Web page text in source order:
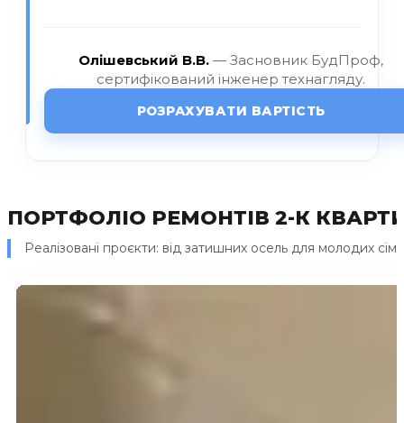
Олішевський В.В. — Засновник БудПроф,
сертифікований інженер технагляду.
РОЗРАХУВАТИ ВАРТІСТЬ
ПОРТФОЛІО РЕМОНТІВ 2-К
Реалізовані проєкти: від затишних осель для молодих